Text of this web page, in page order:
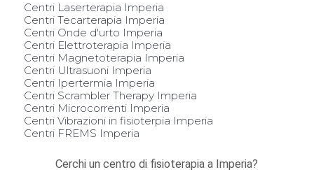
Centri Laserterapia Imperia
Centri Tecarterapia Imperia
Centri Onde d'urto Imperia
Centri Elettroterapia Imperia
Centri Magnetoterapia Imperia
Centri Ultrasuoni Imperia
Centri Ipertermia Imperia
Centri Scrambler Therapy Imperia
Centri Microcorrenti Imperia
Centri Vibrazioni in fisioterpia Imperia
Centri FREMS Imperia
Cerchi un centro di fisioterapia a Imperia?